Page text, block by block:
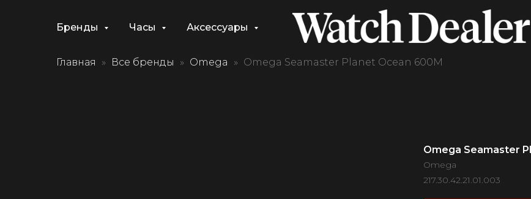
Бренды Часы Аксессуары
Главная Все бренды Omega Omega Seamaster Planet Ocean 600M
Omega Seamaster
Omega
217.30.42.21.01.003